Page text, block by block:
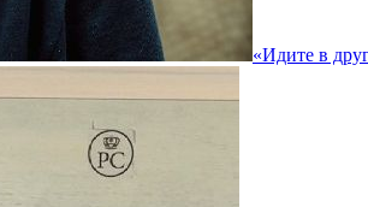
«Идите в